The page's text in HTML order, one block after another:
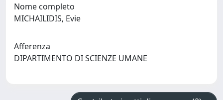
Nome completo
MICHAILIDIS, Evie
Afferenza
DIPARTIMENTO DI SCIENZE UMANE